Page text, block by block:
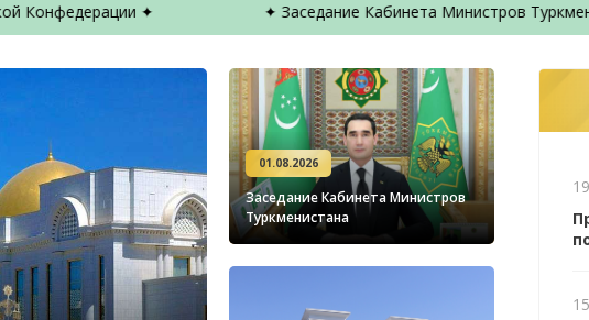
главу Федерального департамента иностранных дел Швейцарской
01.08.2026
Заседание Кабинета Министров
Туркменистана